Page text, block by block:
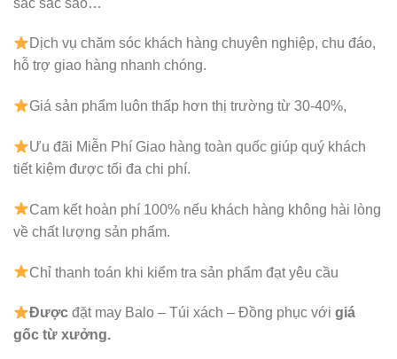
Dịch vụ chăm sóc khách hàng chuyên nghiệp, chu đáo,
hỗ trợ giao hàng nhanh chóng.
Giá sản phẩm luôn thấp hơn thị trường từ 30-40%,
Ưu đãi Miễn Phí Giao hàng toàn quốc giúp quý khách
tiết kiệm được tối đa chi phí.
Cam kết hoàn phí 100% nếu khách hàng không hài lòng
về chất lượng sản phẩm.
Chỉ thanh toán khi kiểm tra sản phẩm đạt yêu cầu
Được đặt may Balo – Túi xách – Đồng phục vớigiá
gốc từ xưởng.